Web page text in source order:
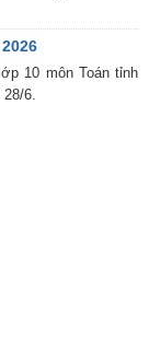
10 môn Toán tỉnh
6.